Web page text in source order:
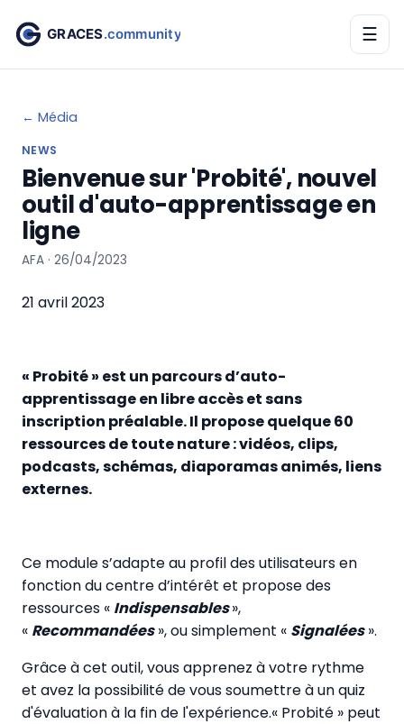
☰
← Média
NEWS
Bienvenue sur 'Probité', nouvel
outil d'auto-apprentissage en
ligne
AFA · 26/04/2023
21 avril 2023
« Probité » est un parcours d’auto-
apprentissage en libre accès et sans
inscription préalable. Il propose quelque 60
ressources de toute nature : vidéos, clips,
podcasts, schémas, diaporamas animés, liens
externes.
Ce module s’adapte au profil des utilisateurs en
fonction du centre d’intérêt et propose des
ressources « Indispensables»,
« Recommandées», ou simplement « Signalées».
Grâce à cet outil, vous apprenez à votre rythme
et avez la possibilité de vous soumettre à un quiz
d'évaluation à la fin de l'expérience.« Probité » peut